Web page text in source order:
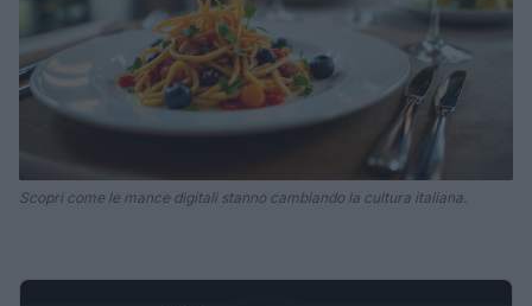
Scopri come le mance digitali stanno cambiando la cultura italiana.